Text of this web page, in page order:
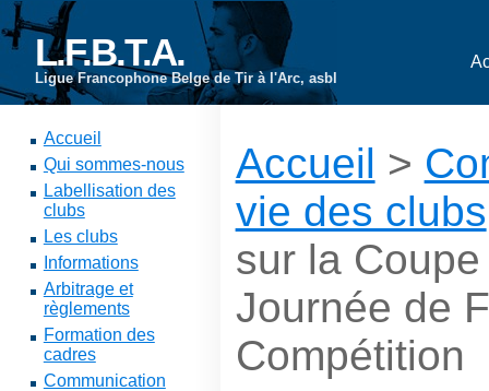
L.F.B.T.A.
Ligue Francophone Belge de Tir à l'Arc, asbl
Accueil
Qui sommes-nous
Labellisation des
clubs
Les clubs
Informations
Arbitrage et
règlements
Formation des
cadres
Communication
Accueil >
vie des clubs
sur la
Journée de
Compétition